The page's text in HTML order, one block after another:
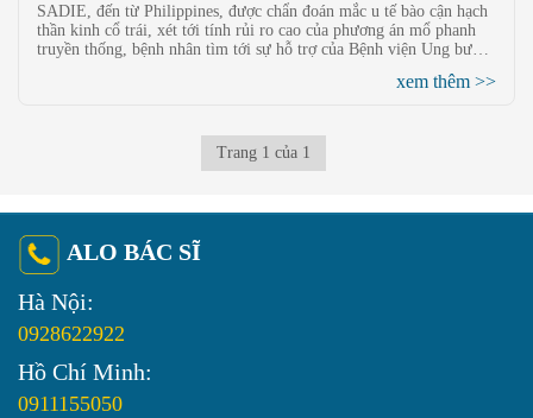
SADIE, đến từ Philippines, được chẩn đoán mắc u tế bào cận hạch
thần kinh cổ trái, xét tới tính rủi ro cao của phương án mổ phanh
truyền thống, bệnh nhân tìm tới sự hỗ trợ của Bệnh viện Ung bướu
lấn tối thiểu tại đây, khối u đã teo nhỏ, tình trạng sức khỏe hiện tại
xem thêm >>
Trang 1 của 1
ALO BÁC SĨ
Hà Nội:
0928622922
Hồ Chí Minh:
0911155050